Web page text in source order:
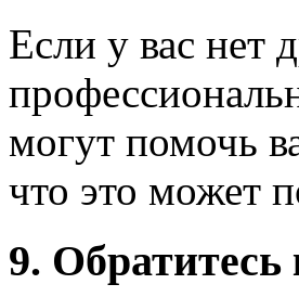
Если у вас нет
могут помочь
что это может
9.